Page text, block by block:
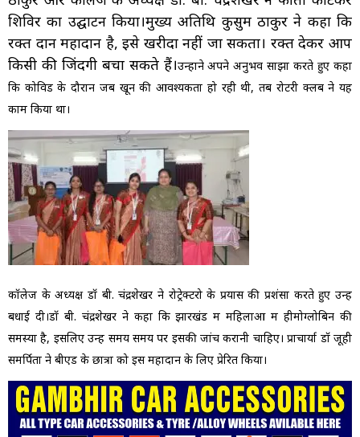
शिविर का उद्घाटन किया।मुख्य अतिथि कुसुम ठाकुर ने कहा कि
रक्त दान महादान है, इसे खरीदा नहीं जा सकता। रक्त देकर आप
किसी की जिंदगी बचा सकते हैं।उन्होंने अपने अनुभव साझा करते हुए कहा
कि कोविड के दौरान जब खून की आवश्यकता हो रही थी, तब रोटरी क्लब ने यह
काम किया था।
कॉलेज के अध्यक्ष डॉ बी. चंद्रशेखर ने रोट्रेक्टरो के प्रयास की प्रशंसा करते हुए उन्हें
बधाई दी।डॉ बी. चंद्रशेखर ने कहा कि झारखंड में महिलाओं में हीमोग्लोबिन की
समस्या है, इसलिए उन्हें समय समय पर इसकी जांच करानी चाहिए। प्राचार्या डॉ जूही
समर्पिता ने बीएड के छात्रों को इस महादान के लिए प्रेरित किया।